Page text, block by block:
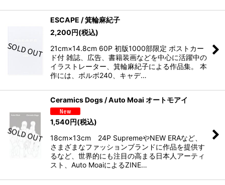
ESCAPE / 箕輪麻紀子
2,200円(税込)
21cm×14.8cm 60P 初版1000部限定 ポストカー
ド付 雑誌、広告、書籍装画などを中心に活躍中の
イラストレーター、箕輪麻紀子による作品集。 本
作には、ボルボ240、キャデ…
Ceramics Dogs / Auto Moai オートモアイ
1,540円(税込)
18cm×13cm 24P SupremeやNEW ERAなど、
さまざまなファッションブランドに作品を提供す
るなど、世界的にも注目の高まる日本人アーティ
スト、Auto MoaiによるZINE…